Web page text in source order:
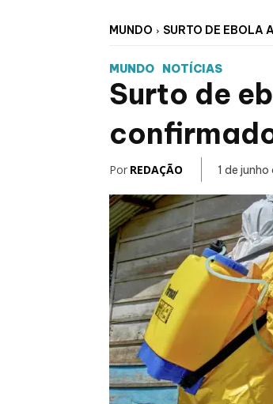
MUNDO SURTO DE EBOLA
MUNDO NOTÍCIAS
Surto de
Por REDAÇÃO 1 de